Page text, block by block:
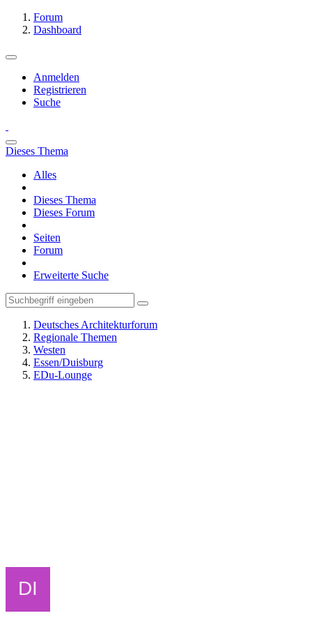
Forum
Dashboard
Anmelden
Registrieren
Suche
Dieses Thema
Alles
Dieses Thema
Dieses Forum
Seiten
Forum
Erweiterte Suche
Deutsches Architekturforum
Regionale Themen
Westen
Essen/Duisburg
EDu-Lounge